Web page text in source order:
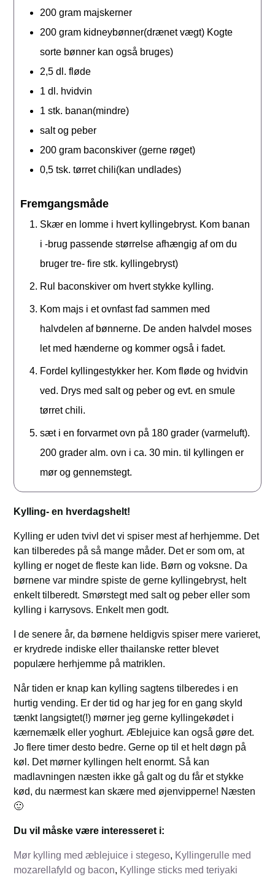
200 gram majskerner
200 gram kidneybønner(drænet vægt) Kogte
sorte bønner kan også bruges)
2,5 dl. fløde
1 dl. hvidvin
1 stk. banan(mindre)
salt og peber
200 gram baconskiver (gerne røget)
0,5 tsk. tørret chili(kan undlades)
Fremgangsmåde
Skær en lomme i hvert kyllingebryst. Kom banan
i -brug passende størrelse afhængig af om du
bruger tre- fire stk. kyllingebryst)
Rul baconskiver om hvert stykke kylling.
Kom majs i et ovnfast fad sammen med
halvdelen af bønnerne. De anden halvdel moses
let med hænderne og kommer også i fadet.
Fordel kyllingestykker her. Kom fløde og hvidvin
ved. Drys med salt og peber og evt. en smule
tørret chili.
sæt i en forvarmet ovn på 180 grader (varmeluft).
200 grader alm. ovn i ca. 30 min. til kyllingen er
mør og gennemstegt.
Kylling- en hverdagshelt!
Kylling er uden tvivl det vi spiser mest af herhjemme. Det
kan tilberedes på så mange måder. Det er som om, at
kylling er noget de fleste kan lide. Børn og voksne. Da
børnene var mindre spiste de gerne kyllingebryst, helt
enkelt tilberedt. Smørstegt med salt og peber eller som
kylling i karrysovs. Enkelt men godt.
I de senere år, da børnene heldigvis spiser mere varieret,
er krydrede indiske eller thailanske retter blevet
populære herhjemme på matriklen.
Når tiden er knap kan kylling sagtens tilberedes i en
hurtig vending. Er der tid og har jeg for en gang skyld
tænkt langsigtet(!) mørner jeg gerne kyllingekødet i
kærnemælk eller yoghurt. Æblejuice kan også gøre det.
Jo flere timer desto bedre. Gerne op til et helt døgn på
køl. Det mørner kyllingen helt enormt. Så kan
madlavningen næsten ikke gå galt og du får et stykke
kød, du nærmest kan skære med øjenvipperne! Næsten
🙂
Du vil måske være interesseret i:
Mør kylling med æblejuice i stegeso, Kyllingerulle med
mozarellafyld og bacon, Kyllinge sticks med teriyaki